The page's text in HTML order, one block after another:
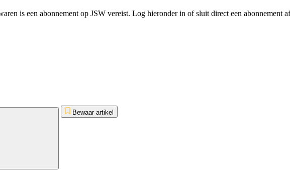
is een abonnement op JSW vereist. Log hieronder in of sluit direct een abonnement
Bewaar artikel